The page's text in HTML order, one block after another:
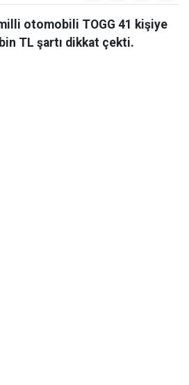
otomobili TOGG 41 kişiye
TL şartı dikkat çekti.